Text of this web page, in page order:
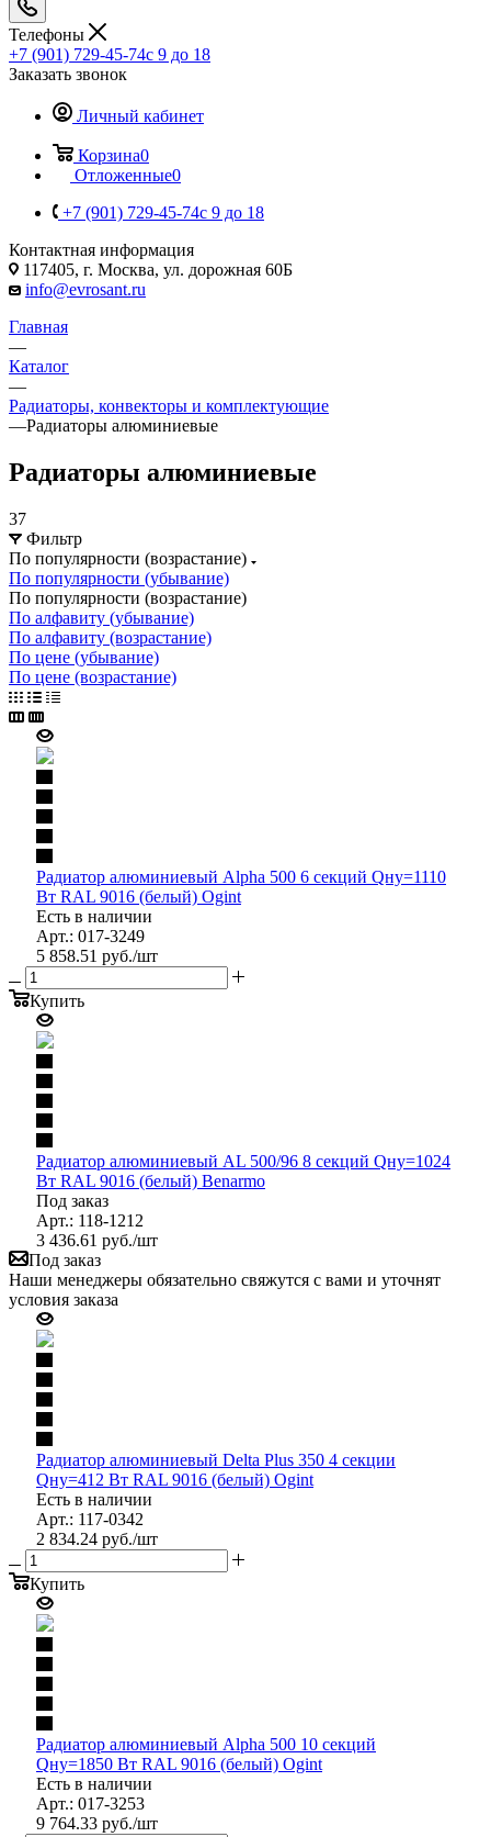
Телефоны
+7 (901) 729-45-74c 9 до 18
Заказать звонок
Личный кабинет
Корзина0
Отложенные0
+7 (901) 729-45-74c 9 до 18
Контактная информация
117405, г. Москва, ул. дорожная 60Б
info@evrosant.ru
Главная
—
Каталог
—
Радиаторы, конвекторы и комплектующие
—Радиаторы алюминиевые
Радиаторы алюминиевые
37
Фильтр
По популярности (возрастание)
По популярности (убывание)
По популярности (возрастание)
По алфавиту (убывание)
По алфавиту (возрастание)
По цене (убывание)
По цене (возрастание)
Радиатор алюминиевый Alpha 500 6 секций Qну=1110
Вт RAL 9016 (белый) Ogint
Есть в наличии
Арт.: 017-3249
5 858.51 руб./шт
Купить
Радиатор алюминиевый AL 500/96 8 секций Qну=1024
Вт RAL 9016 (белый) Benarmo
Под заказ
Арт.: 118-1212
3 436.61 руб./шт
Под заказ
Наши менеджеры обязательно свяжутся с вами и уточнят
условия заказа
Радиатор алюминиевый Delta Plus 350 4 секции
Qну=412 Вт RAL 9016 (белый) Ogint
Есть в наличии
Арт.: 117-0342
2 834.24 руб./шт
Купить
Радиатор алюминиевый Alpha 500 10 секций
Qну=1850 Вт RAL 9016 (белый) Ogint
Есть в наличии
Арт.: 017-3253
9 764.33 руб./шт